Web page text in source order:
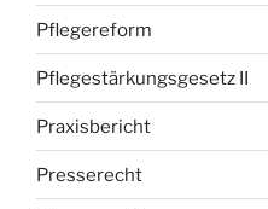
Pflegereform
Pflegestärkungsgesetz II
Praxisbericht
Presserecht